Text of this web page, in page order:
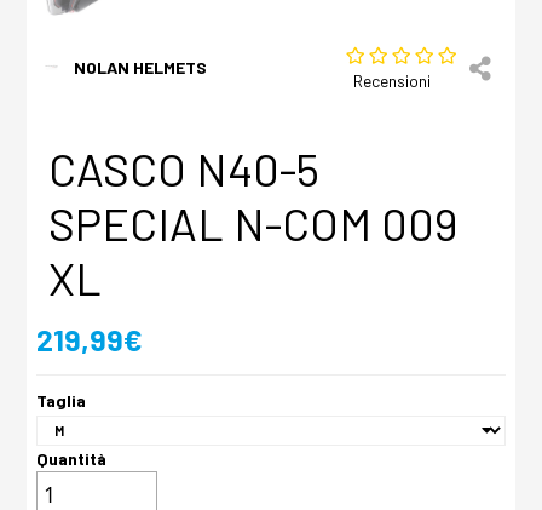
NOLAN HELMETS
Recensioni
CASCO N40-5
SPECIAL N-COM 009
XL
219,99€
Taglia
Quantità